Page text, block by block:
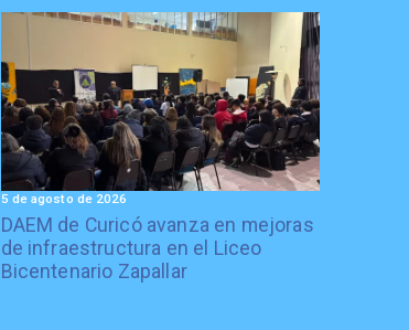
DAEM de Curicó avanza en mejoras
de infraestructura en el Liceo
Bicentenario Zapallar
5 de agosto de 2026